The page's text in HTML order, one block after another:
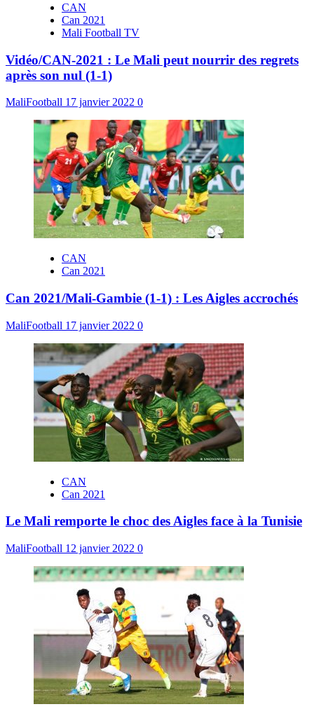
CAN
Can 2021
Mali Football TV
Vidéo/CAN-2021 : Le Mali peut nourrir des regrets
après son nul (1-1)
MaliFootball 17 janvier 2022 0
CAN
Can 2021
Can 2021/Mali-Gambie (1-1) : Les Aigles accrochés
MaliFootball 17 janvier 2022 0
CAN
Can 2021
Le Mali remporte le choc des Aigles face à la Tunisie
MaliFootball 12 janvier 2022 0